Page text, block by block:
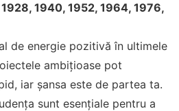
1940, 1952, 1964, 1976,
de energie pozitivă în ultimele
ambițioase pot
iar șansa este de partea ta.
sunt esențiale pentru a